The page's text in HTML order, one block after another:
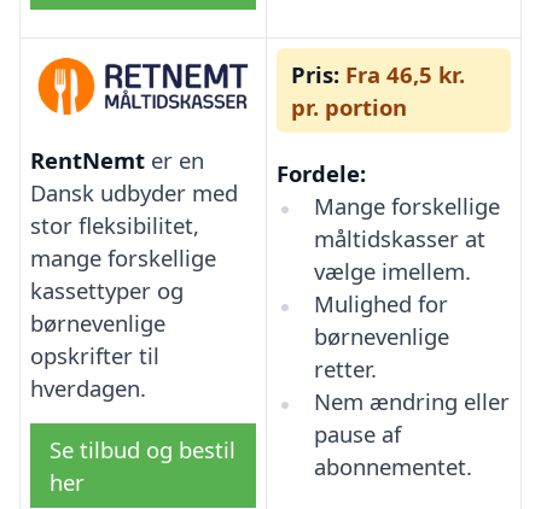
RentNemt er en
Dansk udbyder med
stor fleksibilitet,
mange forskellige
kassettyper og
børnevenlige
opskrifter til
hverdagen.
Se tilbud og bestil
her
Pris: Fra 46,5 kr.
pr. portion
Fordele:
Mange forskellige
måltidskasser at
vælge imellem.
Mulighed for
børnevenlige
retter.
Nem ændring eller
pause af
abonnementet.